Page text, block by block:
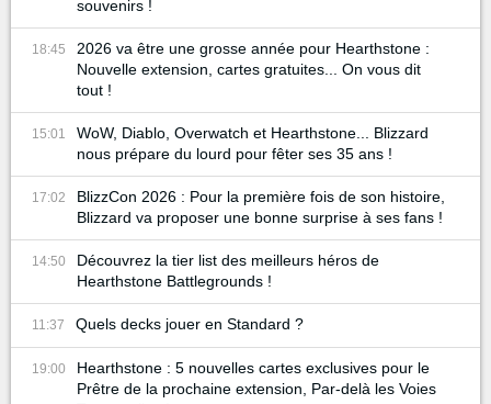
souvenirs !
18:45
2026 va être une grosse année pour Hearthstone :
Nouvelle extension, cartes gratuites... On vous dit
tout !
15:01
WoW, Diablo, Overwatch et Hearthstone... Blizzard
nous prépare du lourd pour fêter ses 35 ans !
17:02
BlizzCon 2026 : Pour la première fois de son histoire,
Blizzard va proposer une bonne surprise à ses fans !
14:50
Découvrez la tier list des meilleurs héros de
Hearthstone Battlegrounds !
11:37 Quels decks jouer en Standard ?
19:00
Hearthstone : 5 nouvelles cartes exclusives pour le
Prêtre de la prochaine extension, Par-delà les Voies